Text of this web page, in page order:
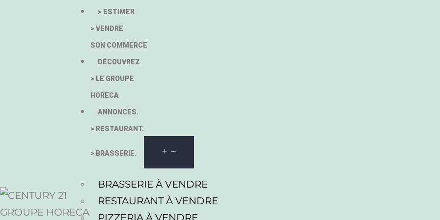
> ESTIMER
> VENDRE
SON COMMERCE
DÉCOUVREZ
> LE GROUPE
HORECA
ANNONCES.
> RESTAURANT.
> BRASSERIE.
BRASSERIE À VENDRE
RESTAURANT À VENDRE
PIZZERIA À VENDRE